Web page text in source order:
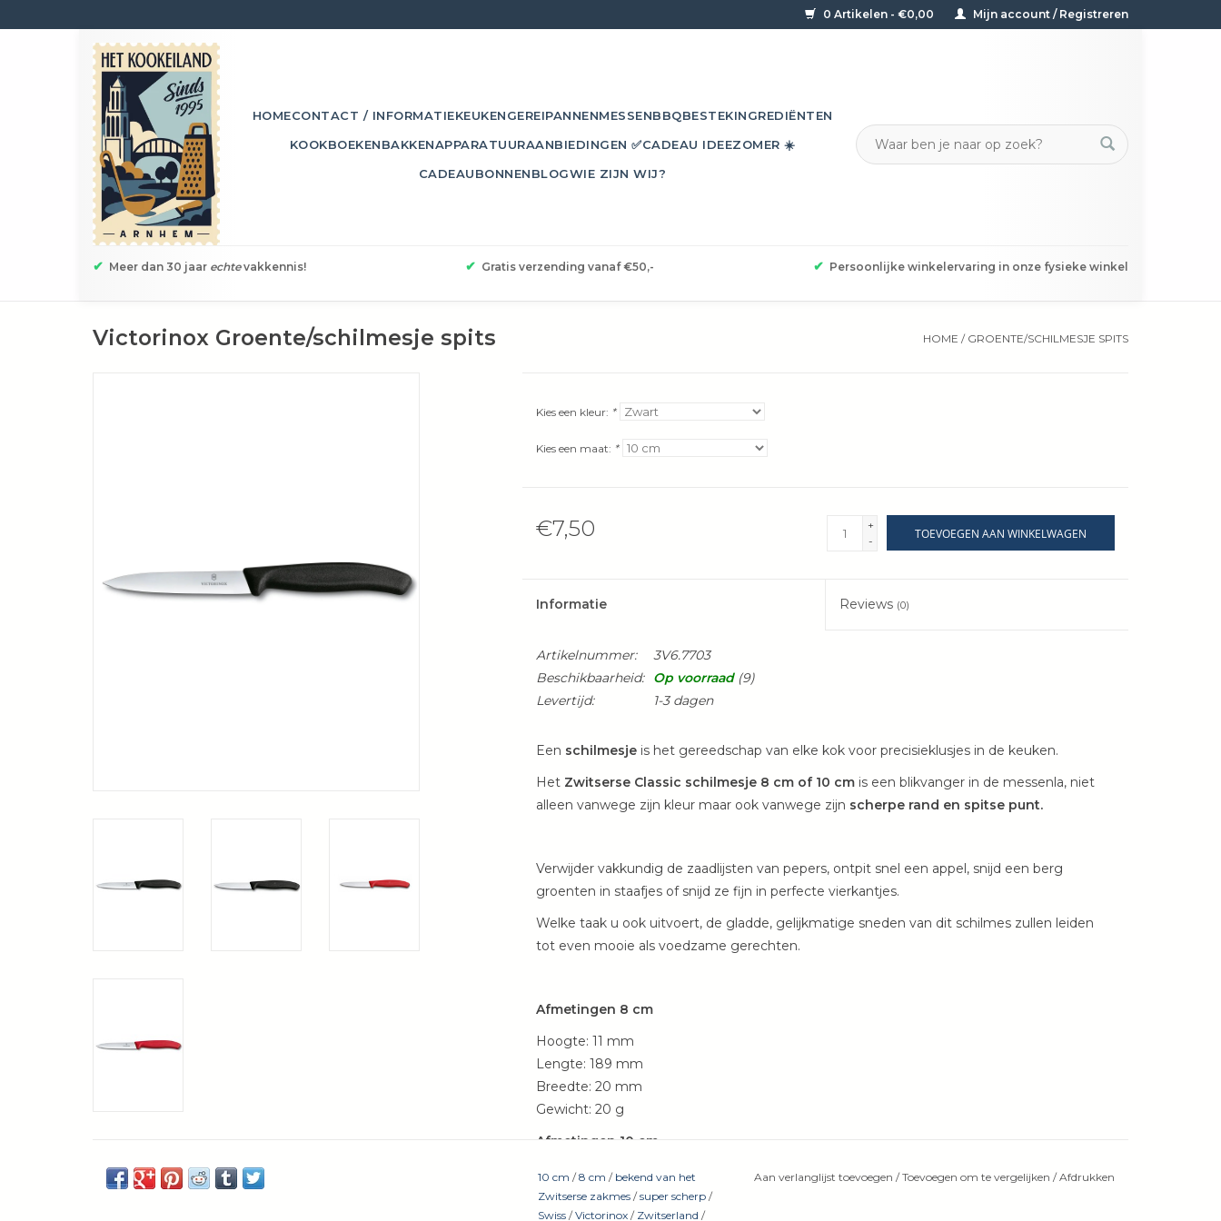
0 Artikelen - €0,00 Mijn account / Registreren
HOMECONTACT / INFORMATIEKEUKENGEREIPANNENMESSENBBQBESTEKINGREDIËNTEN
KOOKBOEKENBAKKENAPPARATUURAANBIEDINGEN ✅CADEAU IDEEZOMER ☀️
CADEAUBONNENBLOGWIE ZIJN WIJ?
✔ Meer dan 30 jaar echtevakkennis! ✔ Gratis verzending vanaf €50,- ✔ Persoonlijke winkelervaring in onze fysieke winkel
Victorinox Groente/schilmesje spits HOME / GROENTE/SCHILMESJE SPITS
Kies een kleur: *
Kies een maat: *
€7,50
+
-
TOEVOEGEN AAN WINKELWAGEN
Informatie Reviews (0)
Artikelnummer:
3V6.7703
Beschikbaarheid:
Op voorraad(9)
Levertijd:
1-3 dagen
Een schilmesjeis het gereedschap van elke kok voor precisieklusjes in de keuken.
Het Zwitserse Classic schilmesje 8 cm of 10 cmis een blikvanger in de messenla, niet
alleen vanwege zijn kleur maar ook vanwege zijn scherpe rand en spitse punt.
Verwijder vakkundig de zaadlijsten van pepers, ontpit snel een appel, snijd een berg
groenten in staafjes of snijd ze fijn in perfecte vierkantjes.
Welke taak u ook uitvoert, de gladde, gelijkmatige sneden van dit schilmes zullen leiden
tot even mooie als voedzame gerechten.
Afmetingen 8 cm
Hoogte: 11 mm
Lengte: 189 mm
Breedte: 20 mm
Gewicht: 20 g
Afmetingen 10 cm
Hoogte 12 mm
Lengte 212 mm
10 cm /8 cm / bekend van het
Zwitserse zakmes /super scherp /
Swiss /Victorinox / Zwitserland /
Aan verlanglijst toevoegen /Toevoegen om te vergelijken /Afdrukken